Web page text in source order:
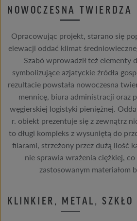
NOWOCZESNA TWIERDZA
Opracowując projekt, starano się
elewacji oddać klimat
Szabó wprowadził też elementy
symbolizujące azjatyckie źródła
rezultacie powstała nowoczesna
mennicę, biura administracji oraz
węgierskiej logistyki pieniężnej.
r. obiekt prezentuje się z zewnątrz
to długi kompleks z wysuniętą do
filarami, strzeżony przez dużą ilość
nie sprawia wrażenia ciężkiej,
zastosowanym materiałom
KLINKIER, METAL, SZKŁO